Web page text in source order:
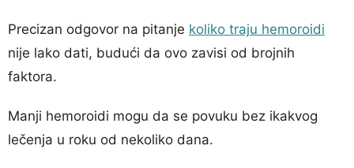
Precizan odgovor na pitanje koliko traju hemoroidi
nije lako dati, budući da ovo zavisi od brojnih
faktora.
Manji hemoroidi mogu da se povuku bez ikakvog
lečenja u roku od nekoliko dana.